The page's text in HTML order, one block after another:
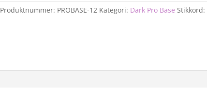
antall
Produktnummer: PROBASE-12 Kategori: Dark Pro Base Stikkord: